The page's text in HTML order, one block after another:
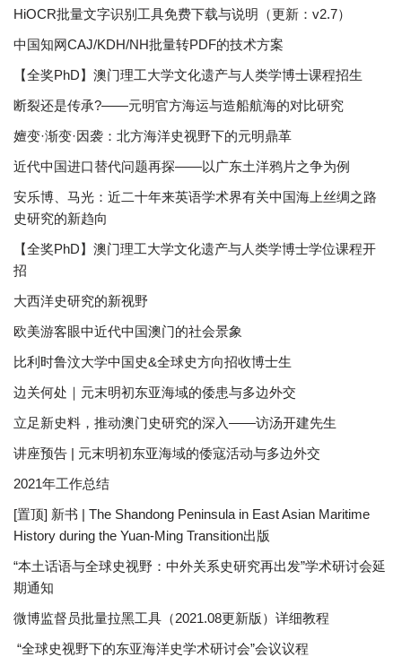
HiOCR批量文字识别工具免费下载与说明（更新：v2.7）
中国知网CAJ/KDH/NH批量转PDF的技术方案
【全奖PhD】澳门理工大学文化遗产与人类学博士课程招生
断裂还是传承?——元明官方海运与造船航海的对比研究
嬗变·渐变·因袭：北方海洋史视野下的元明鼎革
近代中国进口替代问题再探——以广东土洋鸦片之争为例
安乐博、马光：近二十年来英语学术界有关中国海上丝绸之路
史研究的新趋向
【全奖PhD】澳门理工大学文化遗产与人类学博士学位课程开
招
大西洋史研究的新视野
欧美游客眼中近代中国澳门的社会景象
比利时鲁汶大学中国史&全球史方向招收博士生
边关何处｜元末明初东亚海域的倭患与多边外交
立足新史料，推动澳门史研究的深入——访汤开建先生
讲座预告 | 元末明初东亚海域的倭寇活动与多边外交
2021年工作总结
[置顶] 新书 | The Shandong Peninsula in East Asian Maritime
History during the Yuan-Ming Transition出版
“本土话语与全球史视野：中外关系史研究再出发”学术研讨会延
期通知
微博监督员批量拉黑工具（2021.08更新版）详细教程
“全球史视野下的东亚海洋史学术研讨会”会议议程